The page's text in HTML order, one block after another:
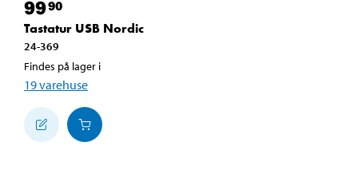
9990
Tastatur USB Nordic
24-369
Findes på lager i
19varehuse